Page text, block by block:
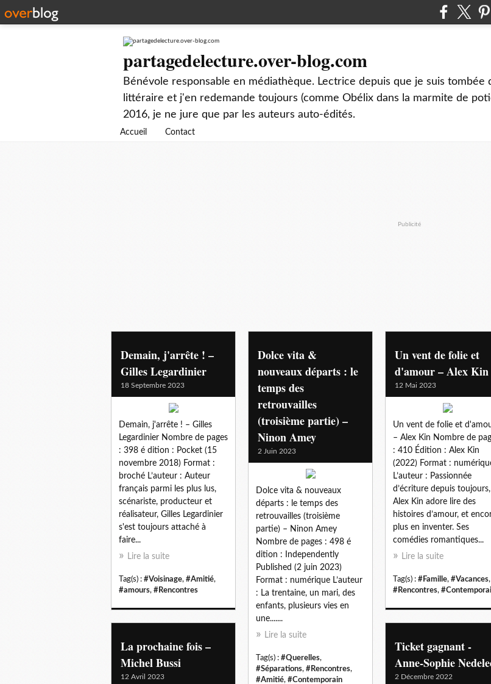
partagedelecture.over-blog.com
Bénévole responsable en médiathèque. Lectrice depuis que je suis tombée
littéraire et j'en redemande toujours (comme Obélix dans la marmite de
2016, je ne jure que par les auteurs auto-édités.
Accueil Contact
Publicité
rencontres
Demain, j'arrête ! –
Gilles Legardinier
18 Septembre 2023
Demain, j'arrête ! – Gilles
Legardinier Nombre de pages
: 398 é dition : Pocket (15
novembre 2018) Format :
broché L’auteur : Auteur
français parmi les plus lus,
scénariste, producteur et
réalisateur, Gilles Legardinier
s'est toujours attaché à
faire...
Lire la suite
Tag(s) : #Voisinage, #Amitié,
#amours, #Rencontres
Dolce vita &
nouveaux départs : le
temps des
retrouvailles
(troisième partie) –
Ninon Amey
2 Juin 2023
Dolce vita & nouveaux
départs : le temps des
retrouvailles (troisième
partie) – Ninon Amey
Nombre de pages : 498 é
dition : Independently
Published (2 juin 2023)
Format : numérique L’auteur
: La trentaine, un mari, des
enfants, plusieurs vies en
une.......
Lire la suite
Tag(s) : #Querelles,
#Séparations, #Rencontres,
#Amitié, #Contemporain
Un vent de folie et
d'amour – Alex Kin
12 Mai 2023
Un vent de folie et
– Alex Kin Nombre de
: 410 Édition : Alex Kin
(2022) Format :
L’auteur : Passionnée
d’écriture depuis toujours,
Alex Kin adore lire des
histoires d’amour, et
plus en inventer. Ses
comédies romantiques...
Lire la suite
Tag(s) : #Famille, #Vacances,
#Rencontres,
La prochaine fois –
Michel Bussi
12 Avril 2023
Ticket gagnant -
Anne-Sophie
2 Décembre 2022